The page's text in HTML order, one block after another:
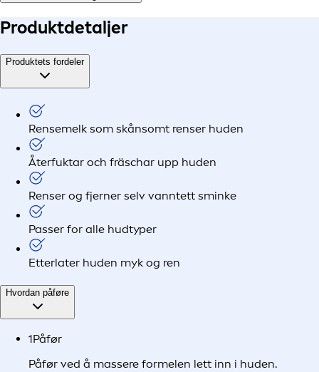
Produktdetaljer
Produktets fordeler
Rensemelk som skånsomt renser huden
Återfuktar och fräschar upp huden
Renser og fjerner selv vanntett sminke
Passer for alle hudtyper
Etterlater huden myk og ren
Hvordan påføre
1Påfør
Påfør ved å massere formelen lett inn i huden.